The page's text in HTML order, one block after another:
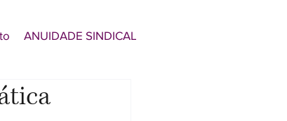
ANUIDADE SINDICAL